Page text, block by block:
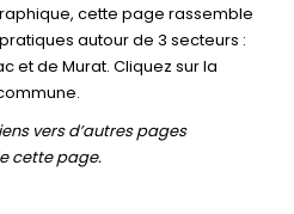
cette page rassemble
autour de 3 secteurs :
et de Murat. Cliquez sur la
vers d’autres pages
cette page.